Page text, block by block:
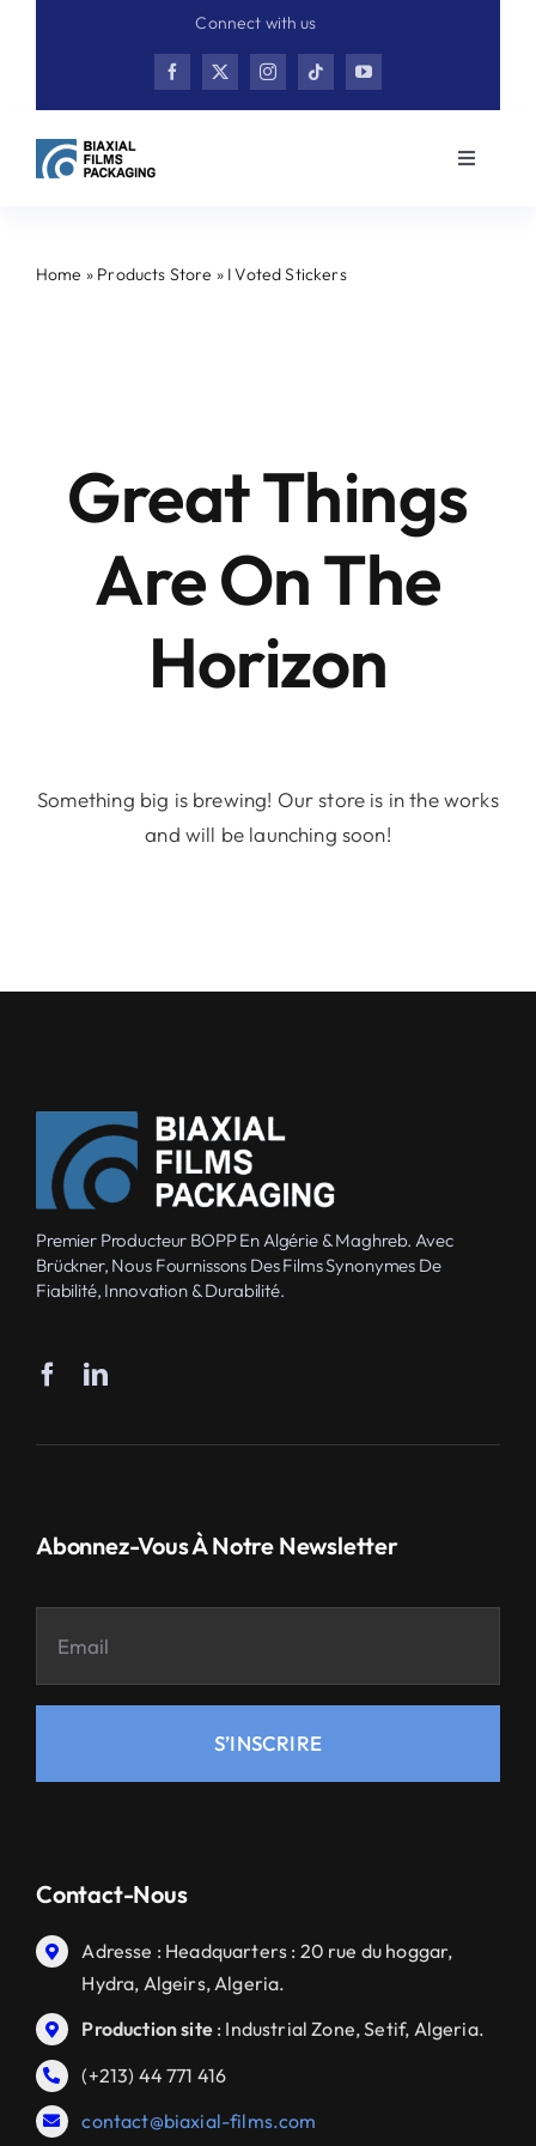
Connect with us
Toggle
Home » Products Store » I Voted Stickers
Great Things
Are On The
Horizon
Something big is brewing! Our store is in the works
and will be launching soon!
Premier Producteur BOPP En Algérie & Maghreb. Avec
Brückner, Nous Fournissons Des Films Synonymes De
Fiabilité, Innovation & Durabilité.
Abonnez-Vous À Notre Newsletter
S’INSCRIRE
Contact-Nous
Adresse : Headquarters : 20 rue du hoggar,
Hydra, Algeirs, Algeria.
Production site: Industrial Zone, Setif, Algeria.
(+213) 44 771 416
contact@biaxial-films.com